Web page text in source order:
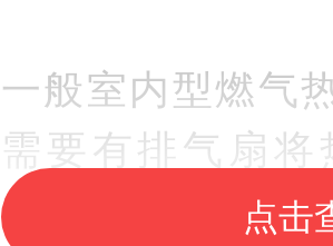
一般室内型燃气
需要有排气扇
出，一定要安装
点击